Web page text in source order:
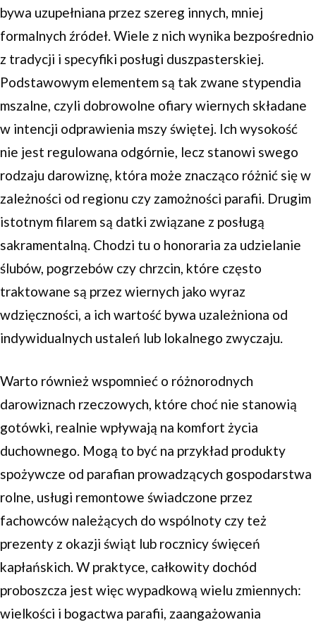
bywa uzupełniana przez szereg innych, mniej
formalnych źródeł. Wiele z nich wynika bezpośrednio
z tradycji i specyfiki posługi duszpasterskiej.
Podstawowym elementem są tak zwane stypendia
mszalne, czyli dobrowolne ofiary wiernych składane
w intencji odprawienia mszy świętej. Ich wysokość
nie jest regulowana odgórnie, lecz stanowi swego
rodzaju darowiznę, która może znacząco różnić się w
zależności od regionu czy zamożności parafii. Drugim
istotnym filarem są datki związane z posługą
sakramentalną. Chodzi tu o honoraria za udzielanie
ślubów, pogrzebów czy chrzcin, które często
traktowane są przez wiernych jako wyraz
wdzięczności, a ich wartość bywa uzależniona od
indywidualnych ustaleń lub lokalnego zwyczaju.
Warto również wspomnieć o różnorodnych
darowiznach rzeczowych, które choć nie stanowią
gotówki, realnie wpływają na komfort życia
duchownego. Mogą to być na przykład produkty
spożywcze od parafian prowadzących gospodarstwa
rolne, usługi remontowe świadczone przez
fachowców należących do wspólnoty czy też
prezenty z okazji świąt lub rocznicy święceń
kapłańskich. W praktyce, całkowity dochód
proboszcza jest więc wypadkową wielu zmiennych:
wielkości i bogactwa parafii, zaangażowania